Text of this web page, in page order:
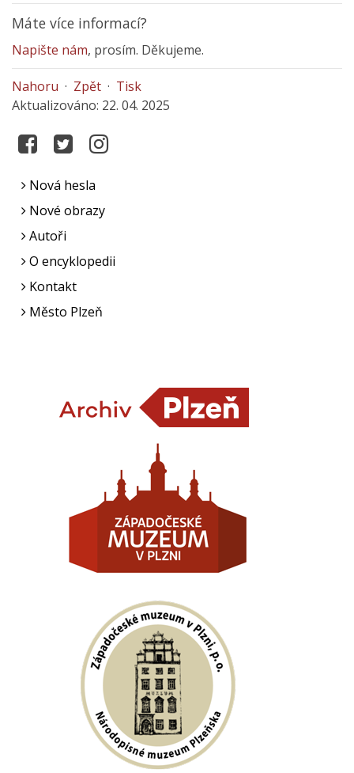
Máte více informací?
Napište nám, prosím. Děkujeme.
Nahoru · Zpět · Tisk
Aktualizováno: 22. 04. 2025
Nová hesla
Nové obrazy
Autoři
O encyklopedii
Kontakt
Město Plzeň